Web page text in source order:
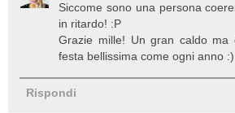
Siccome sono una persona
in ritardo! :P
Grazie mille! Un gran caldo ma
festa bellissima come ogni anno :)
Rispondi